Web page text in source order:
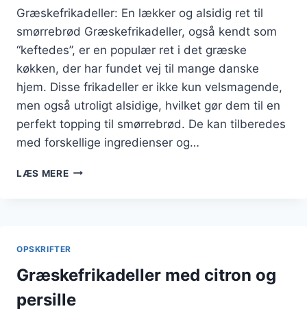
Græskefrikadeller: En lækker og alsidig ret til
smørrebrød Græskefrikadeller, også kendt som
“keftedes”, er en populær ret i det græske
køkken, der har fundet vej til mange danske
hjem. Disse frikadeller er ikke kun velsmagende,
men også utroligt alsidige, hvilket gør dem til en
perfekt topping til smørrebrød. De kan tilberedes
med forskellige ingredienser og…
LÆS MEREGRÆSKEFRIKADELLER
OPSKRIFTER
Græskefrikadeller med citron og
persille